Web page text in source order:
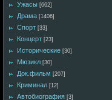
Ужасы [662]
Драма [1406]
Спорт [33]
Концерт [23]
Исторические [30]
Мюзикл [30]
Док.фильм [207]
Криминал [12]
Автобиография [3]